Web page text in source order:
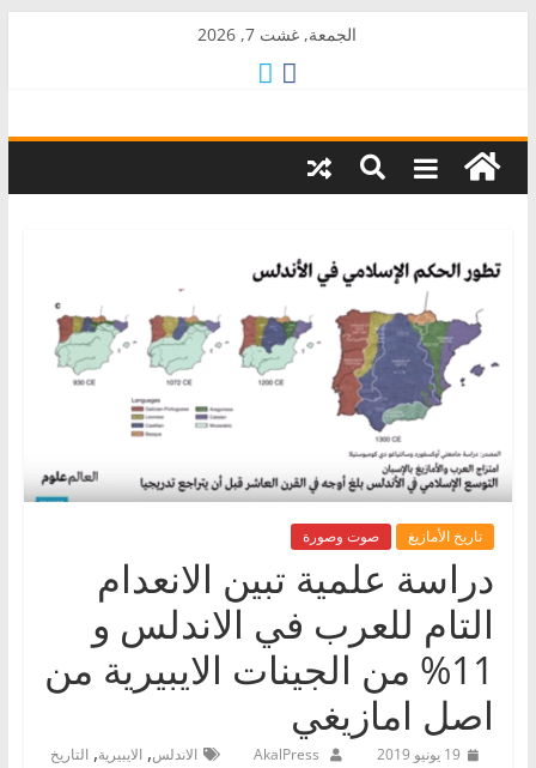
الجمعة, غشت 7, 2026
AkalPress
منبر
تاريخ الأمازيغ صوت وصورة
دراسة علمية تبين الانعدام
التام للعرب في الاندلس و
11% من الجينات الايبيرية من
اصل امازيغي
19 يونيو 2019 AkalPress الاندلس, الايبيرية, التاريخ